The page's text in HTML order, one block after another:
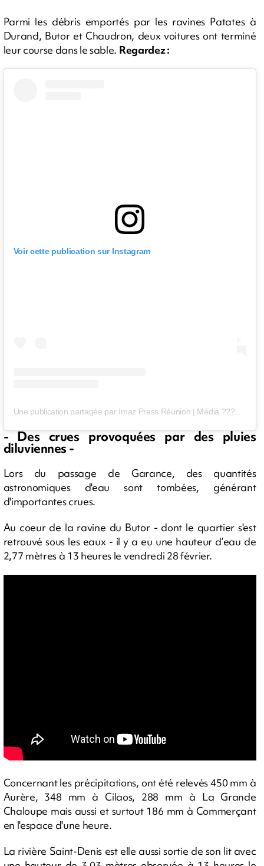
Parmi les débris emportés par les ravines Patates à
Durand, Butor et Chaudron, deux voitures ont terminé
leur course dans le sable. Regardez :
Voir cette publication sur Instagram
- Des crues provoquées par des pluies
diluviennes -
Lors du passage de Garance, des quantités
astronomiques d'eau sont tombées, générant
d'importantes crues.
Au coeur de la ravine du Butor - dont le quartier s'est
retrouvé sous les eaux - il y a eu une hauteur d’eau de
2,77 mètres à 13 heures le vendredi 28 février.
Concernant les précipitations, ont été relevés 450 mm à
Aurère, 348 mm à Cilaos, 288 mm à La Grande
Chaloupe mais aussi et surtout 186 mm à Commerçant
en l'espace d'une heure.
La rivière Saint-Denis est elle aussi sortie de son lit avec